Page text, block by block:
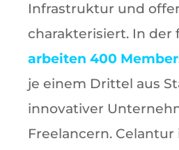
Infrastruktur und
charakterisiert. In der
arbeiten 400
je einem Drittel aus
innovativer
Freelancern. Celantur